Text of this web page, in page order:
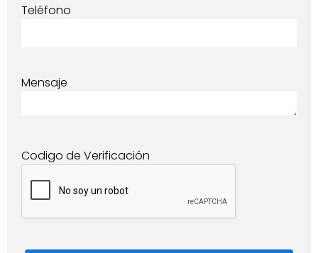
Teléfono
Mensaje
Codigo de Verificación